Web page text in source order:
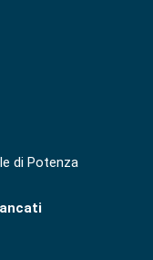
di Potenza